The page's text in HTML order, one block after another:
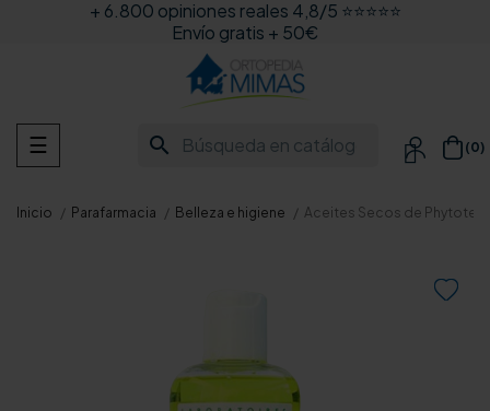
+ 6.800 opiniones reales 4,8/5 ⭐⭐⭐⭐⭐
Envío gratis + 50€
search  (0)
Navegación
de
☰
Inicio Parafarmacia Belleza e higiene Aceites Secos de
